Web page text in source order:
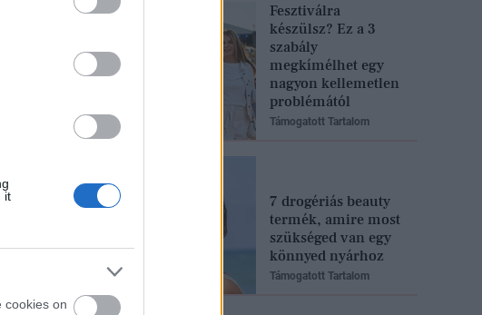
it
cookies on
Fesztiválra
készülsz? Ez a 3
szabály
megkímélhet egy
nagyon kellemetlen
problémától
Támogatott Tartalom
7 drogériás beauty
termék, amire most
szükséged van egy
könnyed nyárhoz
Támogatott Tartalom